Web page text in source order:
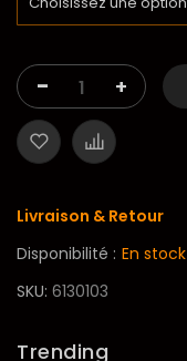
- +
Livraison & Retour
Disponibilité : En stock
SKU 6130103
Trending